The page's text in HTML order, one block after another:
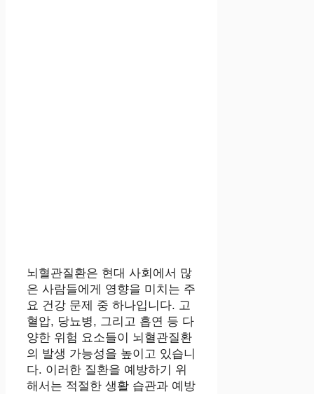
뇌혈관질환은 현대 사회에서 많
은 사람들에게 영향을 미치는 주
요 건강 문제 중 하나입니다. 고
혈압, 당뇨병, 그리고 흡연 등 다
양한 위험 요소들이 뇌혈관질환
의 발생 가능성을 높이고 있습니
다. 이러한 질환을 예방하기 위
해서는 적절한 생활 습관과 예방